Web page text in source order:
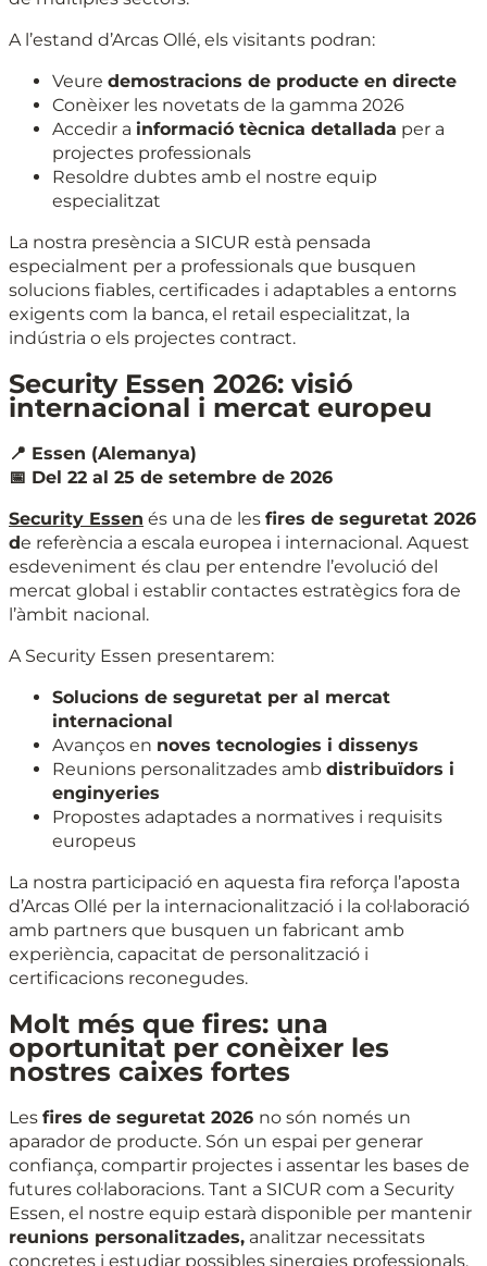
A l’estand d’Arcas Ollé, els visitants podran:
Veure demostracions de producte en directe
Conèixer les novetats de la gamma 2026
Accedir a informació tècnica detallada per a
projectes professionals
Resoldre dubtes amb el nostre equip
especialitzat
La nostra presència a SICUR està pensada
especialment per a professionals que busquen
solucions fiables, certificades i adaptables a entorns
exigents com la banca, el retail especialitzat, la
indústria o els projectes contract.
Security Essen 2026: visió
internacional i mercat europeu
📍 Essen (Alemanya)
📅 Del 22 al 25 de setembre de 2026
Security Essen és una de les fires de seguretat 2026
de referència a escala europea i internacional. Aquest
esdeveniment és clau per entendre l’evolució del
mercat global i establir contactes estratègics fora de
l’àmbit nacional.
A Security Essen presentarem:
Solucions de seguretat per al mercat
internacional
Avanços en noves tecnologies i dissenys
Reunions personalitzades amb distribuïdors i
enginyeries
Propostes adaptades a normatives i requisits
europeus
La nostra participació en aquesta fira reforça l’aposta
d’Arcas Ollé per la internacionalització i la col·laboració
amb partners que busquen un fabricant amb
experiència, capacitat de personalització i
certificacions reconegudes.
Molt més que fires: una
oportunitat per conèixer les
nostres caixes fortes
Les fires de seguretat 2026 no són només un
aparador de producte. Són un espai per generar
confiança, compartir projectes i assentar les bases de
futures col·laboracions. Tant a SICUR com a Security
Essen, el nostre equip estarà disponible per mantenir
reunions personalitzades, analitzar necessitats
concretes i estudiar possibles sinergies professionals.